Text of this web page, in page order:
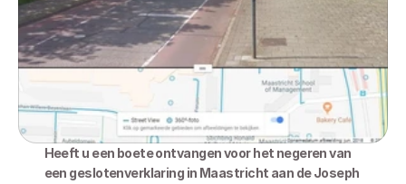
Heeft u een boete ontvangen voor het negeren van
een geslotenverklaring in Maastricht aan de Joseph